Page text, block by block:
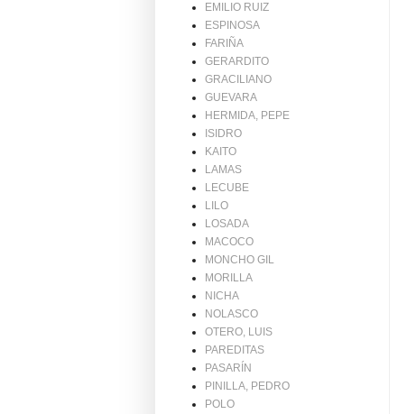
EMILIO RUIZ
ESPINOSA
FARIÑA
GERARDITO
GRACILIANO
GUEVARA
HERMIDA, PEPE
ISIDRO
KAITO
LAMAS
LECUBE
LILO
LOSADA
MACOCO
MONCHO GIL
MORILLA
NICHA
NOLASCO
OTERO, LUIS
PAREDITAS
PASARÍN
PINILLA, PEDRO
POLO